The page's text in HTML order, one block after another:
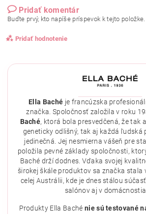
Pridať komentár
Buďte prvý, kto napíše príspevok k tejto položke.
Pridať hodnotenie
Vložením hodnotenie súhlasíte s
Ella Baché je francúzska
značka. Spoločnosť založila v roku
Baché, ktorá bola presvedčená, že tak
geneticky odlišný, tak aj každá ľudská
jedinečná. Jej nesmierna vášeň pre
položila pevné základy spoločnosti,
Baché drží dodnes. Vďaka svojej
širokej škále produktov sa značka stala
celej Austrálii, kde je dnes stálou
salónov aj v
Produkty Ella Baché nie sú testované